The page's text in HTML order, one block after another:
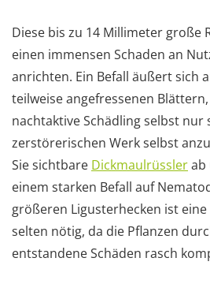
Diese bis zu 14 Millimeter große
einen immensen Schaden an
anrichten. Ein Befall äußert sich
teilweise angefressenen
nachtaktive Schädling selbst nur
zerstörerischen Werk selbst
Sie sichtbare Dickmaulrüsslerab
einem starken Befall auf
größeren Ligusterhecken ist
selten nötig, da die Pflanzen
entstandene Schäden rasch